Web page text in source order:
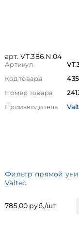
арт. VT.386.N.04
Артикул
Код товара
Номер товара
Производитель
Фильтр прямой
Valtec
785,00 руб./шт